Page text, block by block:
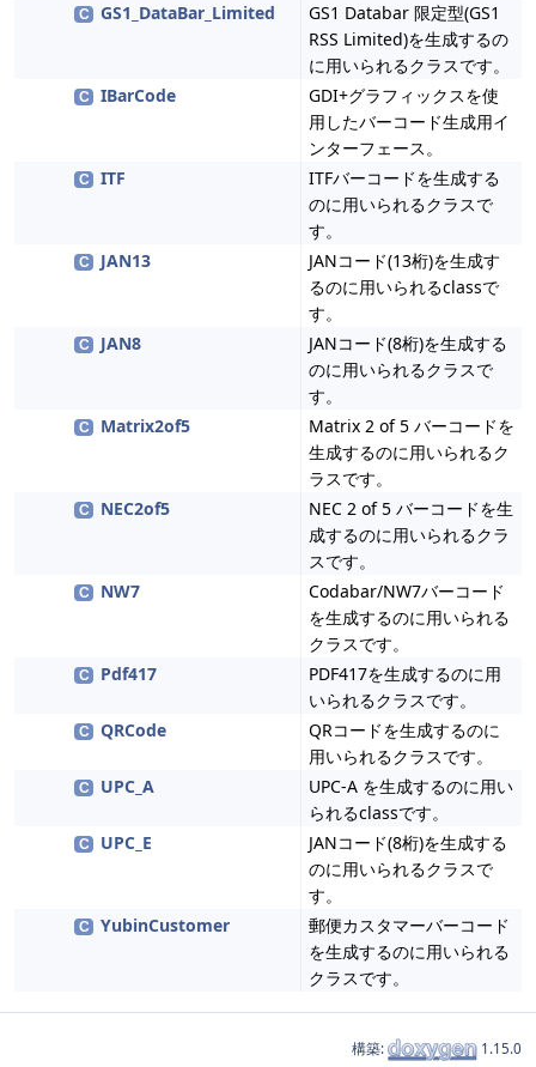
C GS1_DataBar_Limited
GS1 Databar 限定型(GS1
RSS Limited)を生成するの
に用いられるクラスです。
C IBarCode
GDI+グラフィックスを使
用したバーコード生成用イ
ンターフェース。
C ITF
ITFバーコードを生成する
のに用いられるクラスで
す。
C JAN13
JANコード(13桁)を生成す
るのに用いられるclassで
す。
C JAN8
JANコード(8桁)を生成する
のに用いられるクラスで
す。
C Matrix2of5
Matrix 2 of 5 バーコードを
生成するのに用いられるク
ラスです。
C NEC2of5
NEC 2 of 5 バーコードを生
成するのに用いられるクラ
スです。
C NW7
Codabar/NW7バーコード
を生成するのに用いられる
クラスです。
C Pdf417
PDF417を生成するのに用
いられるクラスです。
C QRCode
QRコードを生成するのに
用いられるクラスです。
C UPC_A
UPC-A を生成するのに用い
られるclassです。
C UPC_E
JANコード(8桁)を生成する
のに用いられるクラスで
す。
C YubinCustomer
郵便カスタマーバーコード
を生成するのに用いられる
クラスです。
構築: 1.15.0